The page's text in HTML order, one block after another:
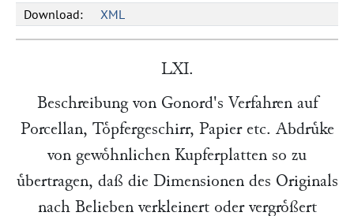
Download:
XML
LXI.
Beschreibung von Gonord's Verfahren auf
Porcellan, Toͤpfergeschirr, Papier etc. Abdruͤke
von gewoͤhnlichen Kupferplatten so zu
uͤbertragen, daß die Dimensionen des Originals
nach Belieben verkleinert oder vergroͤßert